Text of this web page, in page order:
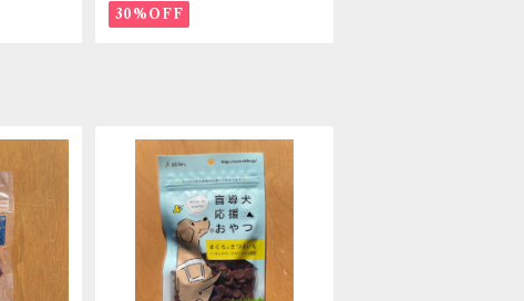
30%OFF